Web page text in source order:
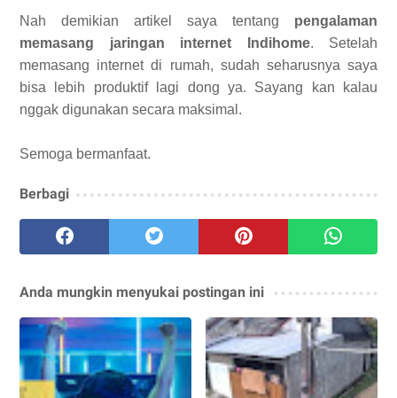
Nah demikian artikel saya tentang pengalaman
memasang jaringan internet Indihome. Setelah
memasang internet di rumah, sudah seharusnya saya
bisa lebih produktif lagi dong ya. Sayang kan kalau
nggak digunakan secara maksimal.
Semoga bermanfaat.
Berbagi
Anda mungkin menyukai postingan ini